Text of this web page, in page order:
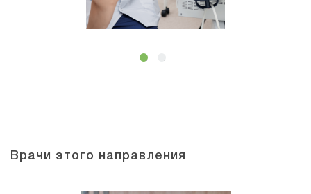
Врачи этого направления